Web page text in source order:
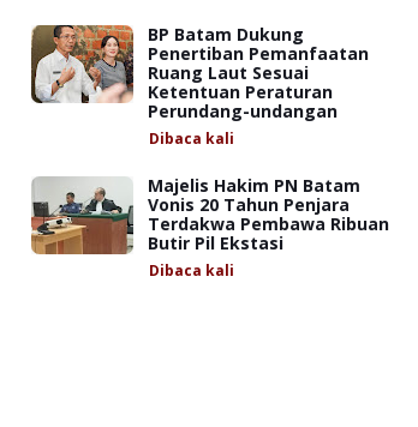
BP Batam Dukung
Penertiban Pemanfaatan
Ruang Laut Sesuai
Ketentuan Peraturan
Perundang-undangan
Dibaca kali
Majelis Hakim PN Batam
Vonis 20 Tahun Penjara
Terdakwa Pembawa Ribuan
Butir Pil Ekstasi
Dibaca kali